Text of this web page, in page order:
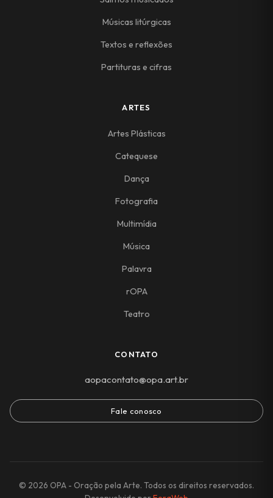
Músicas litúrgicas
Textos e reflexões
Partituras e cifras
ARTES
Artes Plásticas
Catequese
Dança
Fotografia
Multimídia
Música
Palavra
rOPA
Teatro
CONTATO
aopacontato@opa.art.br
Fale conosco
© 2026 OPA - Oração pela Arte. Todos os direitos reservados.